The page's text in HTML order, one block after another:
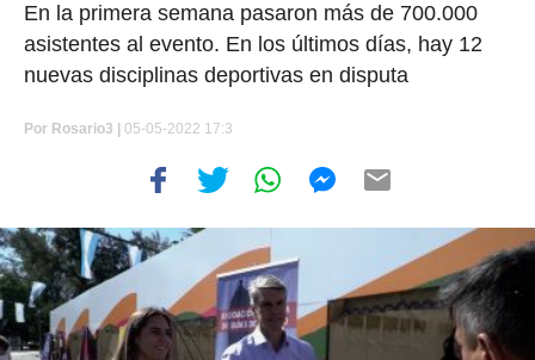
En la primera semana pasaron más de 700.000
asistentes al evento. En los últimos días, hay 12
nuevas disciplinas deportivas en disputa
Por Rosario3 | 05-05-2022 17:3